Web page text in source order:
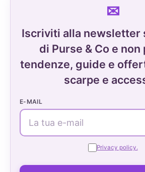
Iscriviti alla newsletter
di Purse & Co e
tendenze, guide e
scarpe e
E-MAIL
Privacy policy.